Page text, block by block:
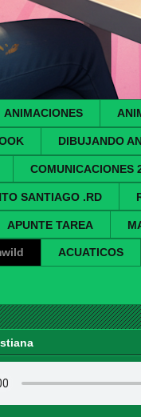
ANIMACIONES
DIBUJANDO
COMUNICACIONES
SANTIAGO .RD
APUNTE TAREA
ACUATICOS